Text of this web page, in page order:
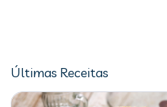
Últimas Receitas